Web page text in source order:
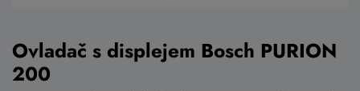
Ovladač s displejem Bosch PURION
200